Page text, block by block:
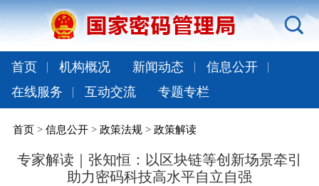
首页 机构概况 新闻动态
信息公开
在线服务
互动交流 专题专栏
首页> 信息公开> 政策法规> 政策解读
专家解读｜张知恒：以区块链等创新场景牵引
助力密码科技高水平自立自强